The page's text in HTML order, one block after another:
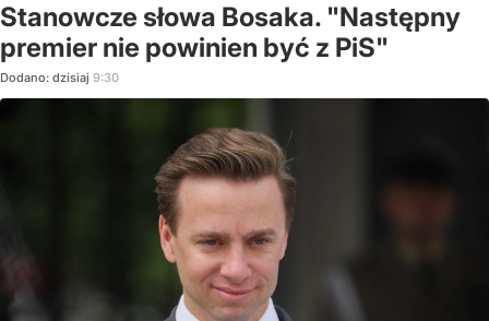
Stanowcze słowa Bosaka. "Następny
premier nie powinien być z PiS"
Dodano: dzisiaj 9:30